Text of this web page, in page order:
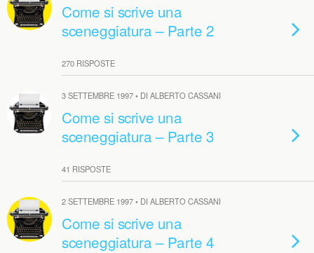
Come si scrive una
sceneggiatura – Parte 2
270 RISPOSTE
3 SETTEMBRE 1997 • DI ALBERTO CASSANI
Come si scrive una
sceneggiatura – Parte 3
41 RISPOSTE
2 SETTEMBRE 1997 • DI ALBERTO CASSANI
Come si scrive una
sceneggiatura – Parte 4